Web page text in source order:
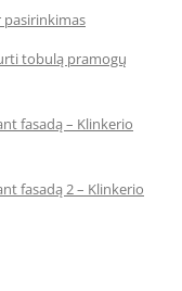
tobulą pramogų
fasadą – Klinkerio
fasadą 2 – Klinkerio